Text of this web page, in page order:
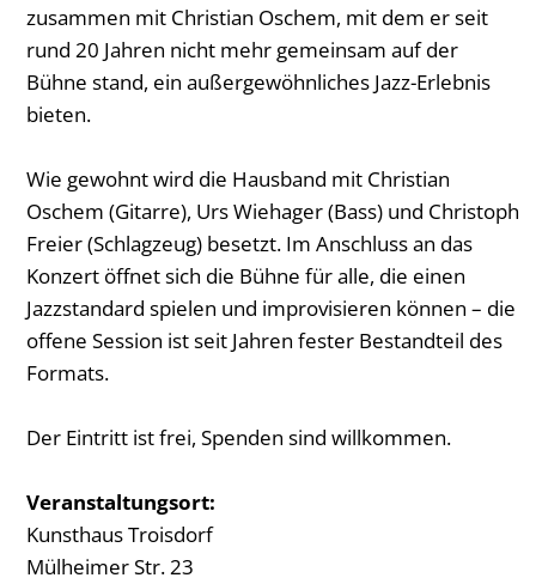
zusammen mit Christian Oschem, mit dem er seit
rund 20 Jahren nicht mehr gemeinsam auf der
Bühne stand, ein außergewöhnliches Jazz-Erlebnis
bieten.
Wie gewohnt wird die Hausband mit Christian
Oschem (Gitarre), Urs Wiehager (Bass) und Christoph
Freier (Schlagzeug) besetzt. Im Anschluss an das
Konzert öffnet sich die Bühne für alle, die einen
Jazzstandard spielen und improvisieren können – die
offene Session ist seit Jahren fester Bestandteil des
Formats.
Der Eintritt ist frei, Spenden sind willkommen.
Veranstaltungsort:
Kunsthaus Troisdorf
Mülheimer Str. 23